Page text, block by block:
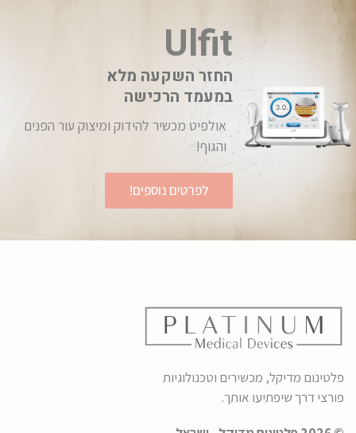
Ulfit
החזר השקעה מלא
במעמד הרכישה
אולפיט מכשיר להידוק ומיצוק עור הפנים
והגוף!
לפרטים נוספים!
פלטינום מדיקל, מכשירים וטכנולוגיות
פורצי דרך שיפתיעו אותך.